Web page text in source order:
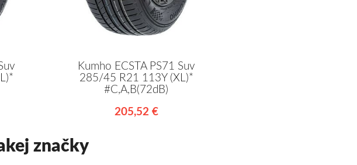
Kumho ECSTA PS71 Suv
285/45 R21 113Y (XL)*
#C,A,B(72dB)
205,52 €
značky